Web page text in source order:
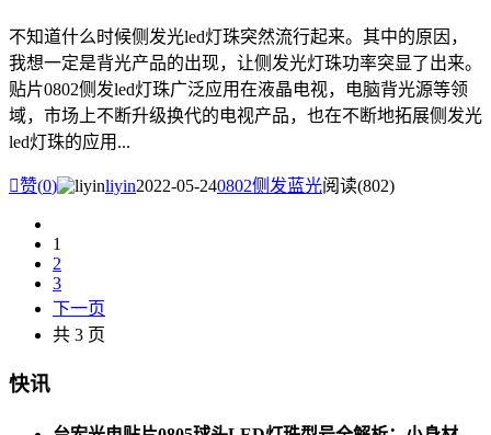
不知道什么时候侧发光led灯珠突然流行起来。其中的原因，
我想一定是背光产品的出现，让侧发光灯珠功率突显了出来。
贴片0802侧发led灯珠广泛应用在液晶电视，电脑背光源等领
域，市场上不断升级换代的电视产品，也在不断地拓展侧发光
led灯珠的应用...
赞(0) liyin2022-05-240802侧发蓝光阅读(802)
1
2
3
下一页
共 3 页
快讯